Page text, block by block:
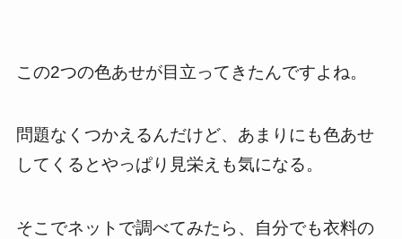
この2つの色あせが目立ってきたんですよね。
問題なくつかえるんだけど、あまりにも色あせ
してくるとやっぱり見栄えも気になる。
そこでネットで調べてみたら、自分でも衣料の